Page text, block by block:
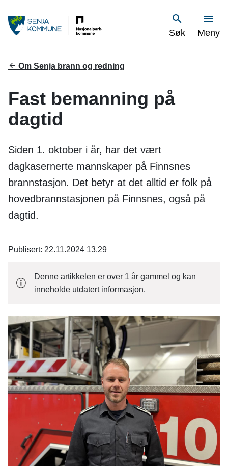
S
e
n
a
o
m
m
u
e
Søk Vis
Meny
Du
her:
Om Senja brann og redning
Fast bemanning på
dagtid
Siden 1. oktober i år, har det vært
dagkasernerte mannskaper på Finnsnes
brannstasjon. Det betyr at det alltid er folk på
hovedbrannstasjonen på Finnsnes, også på
dagtid.
Publisert 22.11.2024 13.29
Denne artikkelen er over 1 år gammel og kan
inneholde utdatert informasjon.